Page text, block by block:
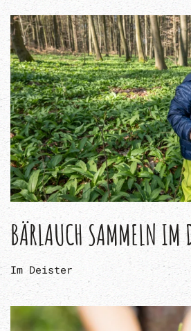
BÄRLAUCH SAMMELN IM
Im Deister